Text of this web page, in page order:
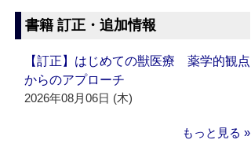
書籍 訂正・追加情報
【訂正】はじめての獣医療 薬学的観点
からのアプローチ
2026年08月06日 (木)
もっと見る »